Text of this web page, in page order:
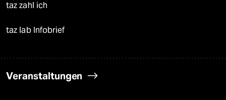
taz zahl ich
taz lab Infobrief
Veranstaltungen